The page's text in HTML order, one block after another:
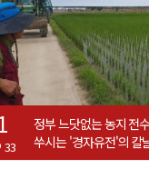
33
정부 느닷없는 농지 전
쑤시는 '경자유전'의 칼